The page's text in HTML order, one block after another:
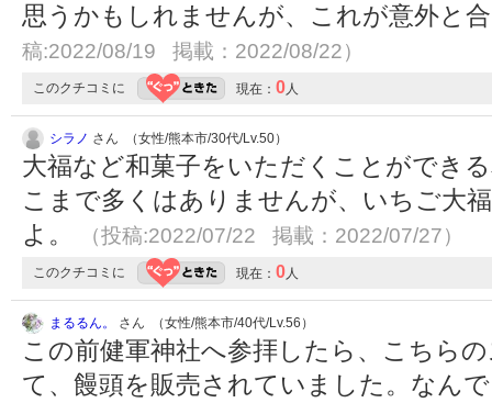
思うかもしれませんが、これが意外と
稿:2022/08/19 掲載：2022/08/22）
このクチコミに 現在： 0人
シラノ さん （女性/熊本市/30代/Lv.50）
大福など和菓子をいただくことができ
こまで多くはありませんが、いちご大
よ。
（投稿:2022/07/22 掲載：2022/07/27）
このクチコミに 現在： 0人
まるるん。 さん （女性/熊本市/40代/Lv.56）
この前健軍神社へ参拝したら、こちら
て、饅頭を販売されていました。なん